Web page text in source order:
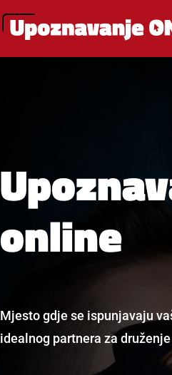
online
Mjesto gdje se ispunjavaju
idealnog partnera za